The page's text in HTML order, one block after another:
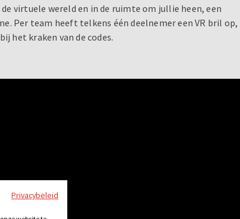
virtuele wereld en in de ruimte om jullie heen, een
Per team heeft telkens één deelnemer een VR bril op,
het kraken van de codes.
Privacybeleid